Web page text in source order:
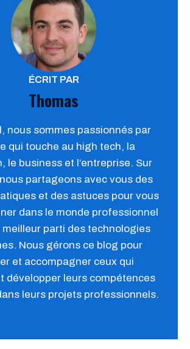
ÉCRIT PAR
Thomas
nous sommes passionnés par
qui touche au high tech, la
le business et l’entreprise. Sur
partageons avec vous des
et des astuces pour vous
dans le monde professionnel
meilleur parti des technologies
Nous gérons ce blog pour
et accompagner ceux qui
développer leurs compétences
leurs projets professionnels.